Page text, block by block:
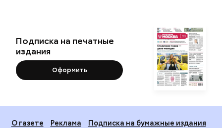
Подписка на печатные
издания
Оформить
О газете Реклама
Подписка на бумажные издания